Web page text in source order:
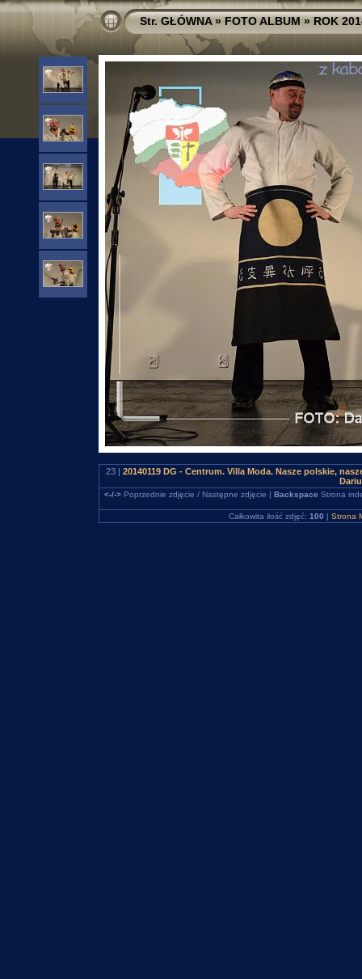
Str. GŁÓWNA»FOTO ALBUM»ROK
23 | 20140119 DG - Centrum. Villa Moda. Nasze polskie,
<-/->Poprzednie zdjęcie / Następne zdjęcie | Backspace Strona
Całkowita ilość zdjęć: 100 | Strona